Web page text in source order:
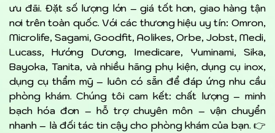
ưu đãi. Đặt số lượng lớn – giá tốt hơn, giao hàng tận
nơi trên toàn quốc. Với các thương hiệu uy tín: Omron,
Microlife, Sagami, Goodfit, Aolikes, Orbe, Jobst, Medi,
Lucass, Hướng Dương, Imedicare, Yuminami, Sika,
Bayoka, Tanita, và nhiều hãng phụ kiện, dụng cụ inox,
dụng cụ thẩm mỹ – luôn có sẵn để đáp ứng nhu cầu
phòng khám. Chúng tôi cam kết: chất lượng – minh
bạch hóa đơn – hỗ trợ chuyên môn – vận chuyển
nhanh – là đối tác tin cậy cho phòng khám của bạn. 👉